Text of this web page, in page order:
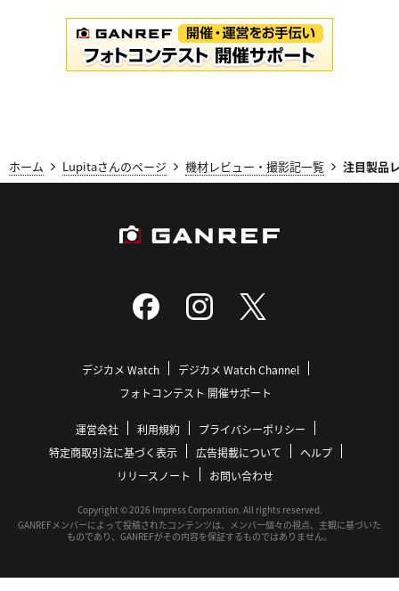
ホーム Lupitaさんのページ 機材レビュー・撮影記一覧 注目製品
デジカメ Watch
デジカメ Watch Channel
フォトコンテスト 開催サポート
運営会社 利用規約
プライバシーポリシー
特定商取引法に基づく表示
広告掲載について
ヘルプ
リリースノート
お問い合わせ
Copyright © 2026 Impress Corporation. All rights reserved.
GANREFメンバーによって投稿されたコンテンツは、メンバー個々の視点、主観に基づいた
ものであり、GANREFがその内容を保証するものではありません。